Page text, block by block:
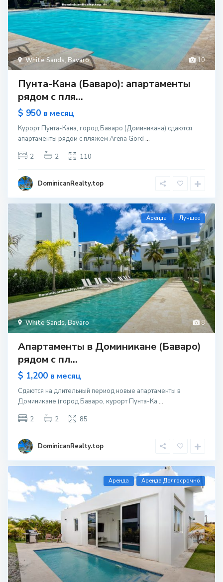
10
White Sands, Bavaro
Пунта-Кана (Баваро): апартаменты
рядом с пля...
$ 950 в месяц
Курорт Пунта-Кана, город Баваро (Доминикана) сдаются
апартаменты рядом с пляжем Arena Gord ...
2
2 110
DominicanRealty.top
8
White Sands,Bavaro
Aренда Лучшее
Апартаменты в Доминикане (Баваро)
рядом с пл...
$ 1,200 в месяц
Сдаются на длительный период новые апартаменты в
Доминикане (город Баваро, курорт Пунта-Ка ...
2
2 85
DominicanRealty.top
Aренда Аренда Долгосрочно